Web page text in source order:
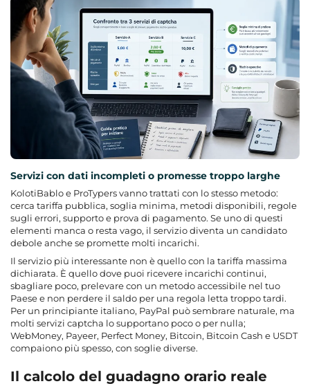
Servizi con dati incompleti o promesse troppo larghe
KolotiBablo e ProTypers vanno trattati con lo stesso metodo:
cerca tariffa pubblica, soglia minima, metodi disponibili, regole
sugli errori, supporto e prova di pagamento. Se uno di questi
elementi manca o resta vago, il servizio diventa un candidato
debole anche se promette molti incarichi.
Il servizio più interessante non è quello con la tariffa massima
dichiarata. È quello dove puoi ricevere incarichi continui,
sbagliare poco, prelevare con un metodo accessibile nel tuo
Paese e non perdere il saldo per una regola letta troppo tardi.
Per un principiante italiano, PayPal può sembrare naturale, ma
molti servizi captcha lo supportano poco o per nulla;
WebMoney, Payeer, Perfect Money, Bitcoin, Bitcoin Cash e USDT
compaiono più spesso, con soglie diverse.
Il calcolo del guadagno orario reale